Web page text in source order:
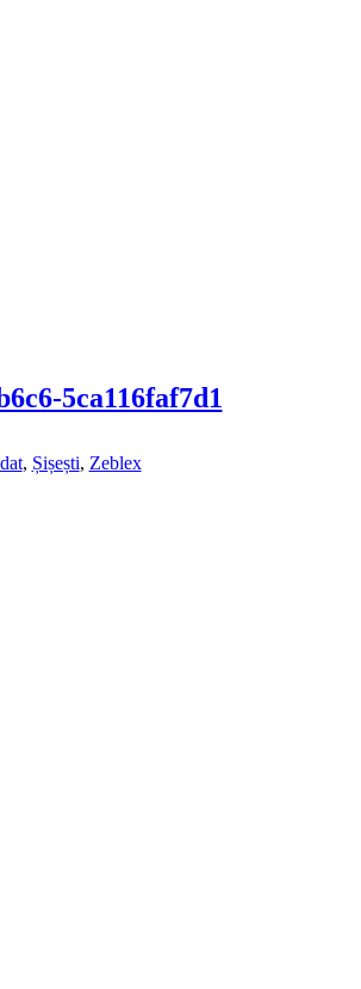
5ca116faf7d1
, Șișești, Zeblex